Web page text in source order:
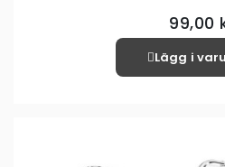
99,00
Lägg i